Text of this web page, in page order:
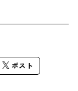
ポスト